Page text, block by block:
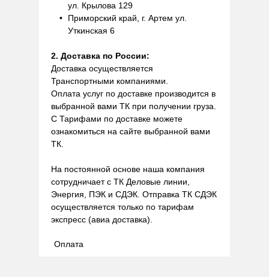
ул. Крылова 129
Приморский край, г. Артем ул.
Уткинская 6
2. Доставка по России:
Доставка осуществляется
Транспортными компаниями.
Оплата услуг по доставке производится в
выбранной вами ТК при получении груза.
С Тарифами по доставке можете
ознакомиться на сайте выбранной вами
ТК.
На постоянной основе наша компания
сотрудничает с ТК Деловые линии,
Энергия, ПЭК и СДЭК. Отправка ТК СДЭК
осуществляется только по тарифам
экспресс (авиа доставка).
Оплата